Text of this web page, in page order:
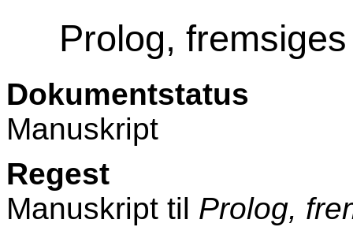
Prolog,
Dokumentstatus
Manuskript
Regest
Manuskript til Prolog,